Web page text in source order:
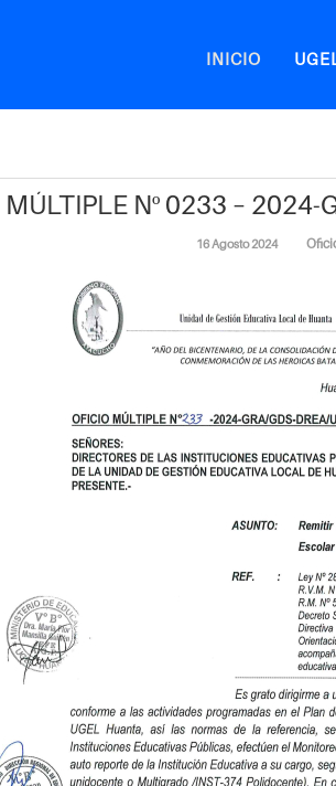
INICIO
Nº 0233 – 2024-
16 Agosto 2024